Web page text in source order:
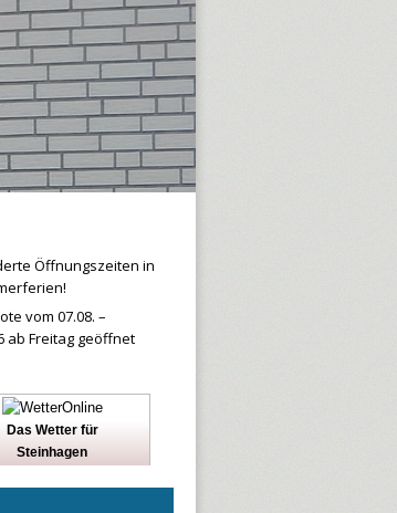
Öffnungszeiten in
vom 07.08. –
ab Freitag geöffnet
Das Wetter für
Steinhagen